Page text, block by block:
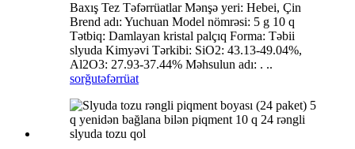
Baxış Tez Təfərrüatlar Mənşə yeri: Hebei, Çin
Brend adı: Yuchuan Model nömrəsi: 5 g 10 q
Tətbiq: Damlayan kristal palçıq Forma: Təbii
slyuda Kimyəvi Tərkibi: SiO2: 43.13-49.04%,
Al2O3: 27.93-37.44% Məhsulun adı: . ..
sorğutəfərrüat